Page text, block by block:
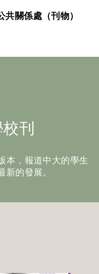
關係處（刊物）
刊
本，報道中大的學生
新的發展。